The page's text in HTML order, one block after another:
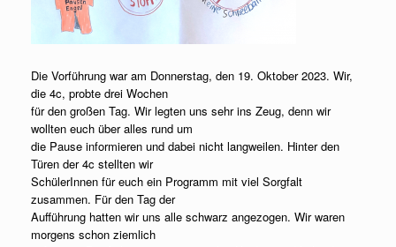
Die Vorführung war am Donnerstag, den 19. Oktober 2023. Wir,
die 4c, probte drei Wochen
für den großen Tag. Wir legten uns sehr ins Zeug, denn wir
wollten euch über alles rund um
die Pause informieren und dabei nicht langweilen. Hinter den
Türen der 4c stellten wir
SchülerInnen für euch ein Programm mit viel Sorgfalt
zusammen. Für den Tag der
Aufführung hatten wir uns alle schwarz angezogen. Wir waren
morgens schon ziemlich